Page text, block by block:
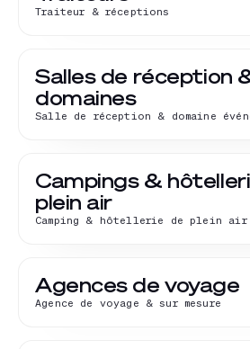
Traiteur & réceptions
Salles de réception
domaines
Salle de réception & domaine
Campings &
plein air
Camping & hôtellerie de plein air
Agences de voyage
Agence de voyage & sur mesure